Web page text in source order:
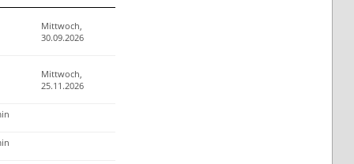
Mittwoch,
30.09.2026
Mittwoch,
25.11.2026